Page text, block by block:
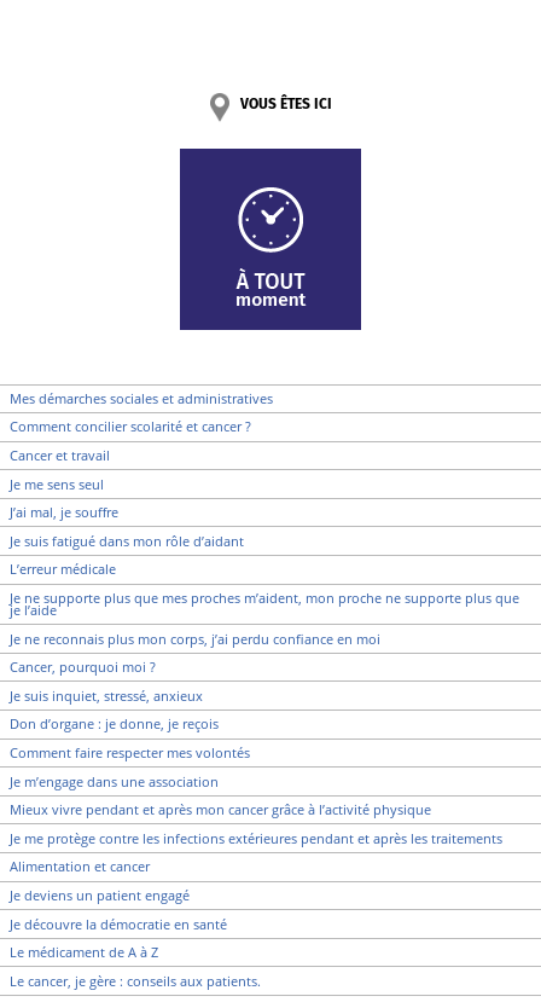
VOUS ÊTES ICI
Mes démarches sociales et administratives
Comment concilier scolarité et cancer ?
Cancer et travail
Je me sens seul
J’ai mal, je souffre
Je suis fatigué dans mon rôle d’aidant
L’erreur médicale
Je ne supporte plus que mes proches m’aident, mon proche ne supporte plus que
je l’aide
Je ne reconnais plus mon corps, j’ai perdu confiance en moi
Cancer, pourquoi moi ?
Je suis inquiet, stressé, anxieux
Don d’organe : je donne, je reçois
Comment faire respecter mes volontés
Je m’engage dans une association
Mieux vivre pendant et après mon cancer grâce à l’activité physique
Je me protège contre les infections extérieures pendant et après les traitements
Alimentation et cancer
Je deviens un patient engagé
Je découvre la démocratie en santé
Le médicament de A à Z
Le cancer, je gère : conseils aux patients.